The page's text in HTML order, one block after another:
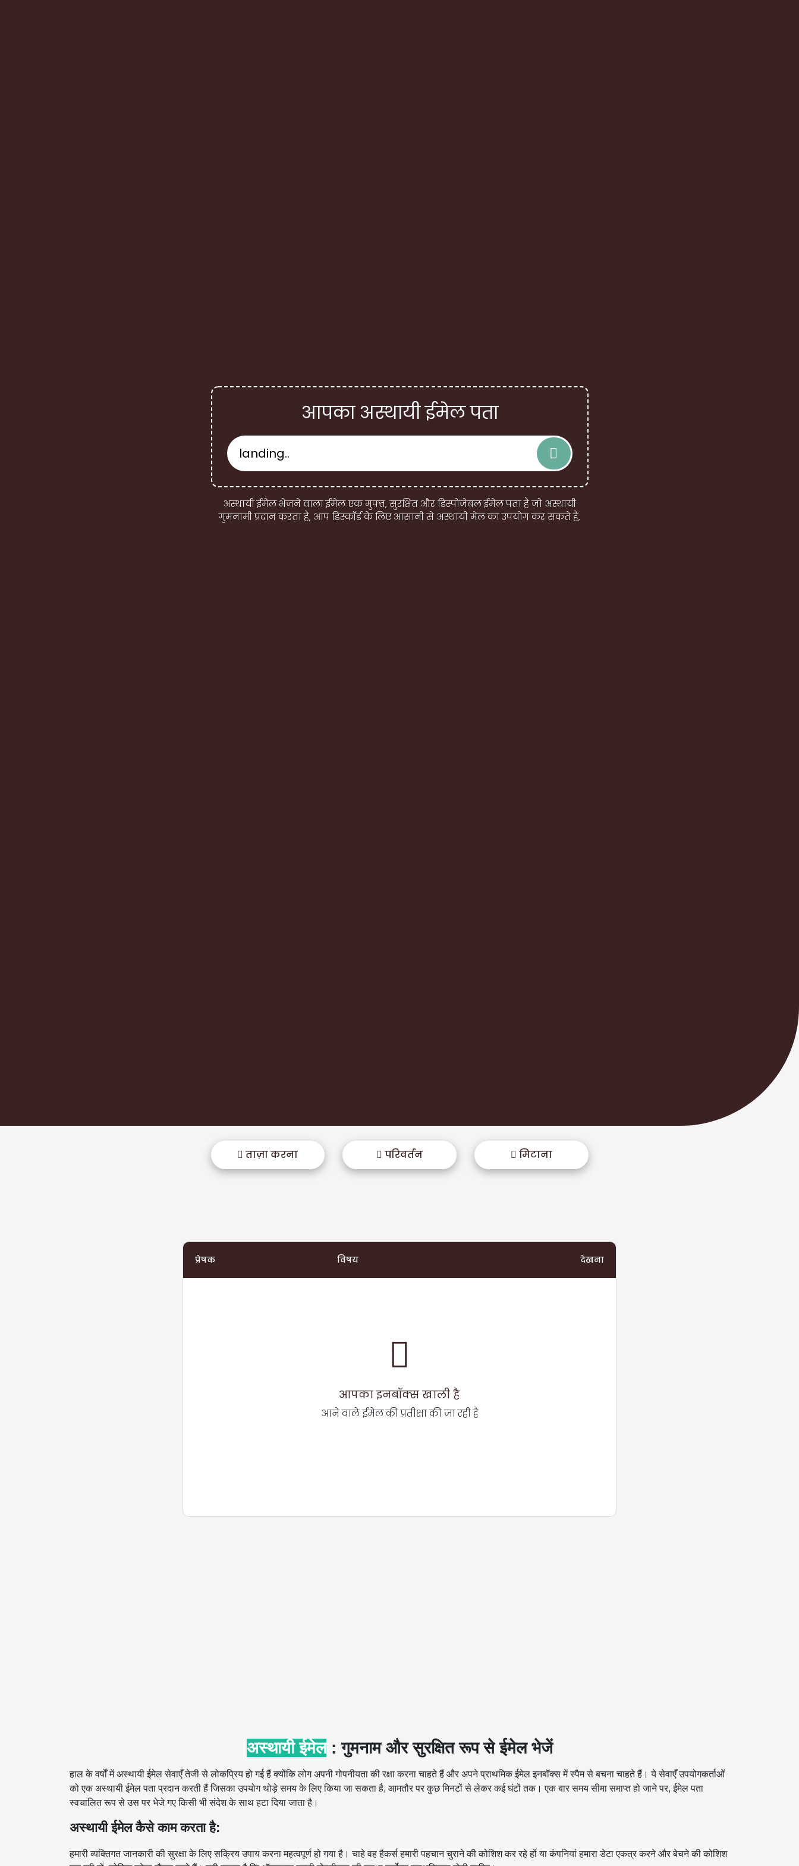
आपका अस्थायी ईमेल पता
अस्थायी ईमेल भेजने वाला ईमेल एक मुफ़्त, सुरक्षित और डिस्पोजेबल ईमेल पता है जो अस्थायी
गुमनामी प्रदान करता है, आप डिस्कॉर्ड के लिए आसानी से अस्थायी मेल का उपयोग कर सकते हैं,
ताज़ा करना परिवर्तन मिटाना
प्रेषक विषय देखना
आपका इनबॉक्स खाली है
आने वाले ईमेल की प्रतीक्षा की जा रही है
अस्थायी ईमेल: गुमनाम और सुरक्षित रूप से ईमेल भेजें
हाल के वर्षों में अस्थायी ईमेल सेवाएँ तेजी से लोकप्रिय हो गई हैं क्योंकि लोग अपनी गोपनीयता की रक्षा करना चाहते हैं और अपने प्राथमिक ईमेल इनबॉक्स में स्पैम से बचना चाहते हैं। ये सेवाएँ उपयोगकर्ताओं
को एक अस्थायी ईमेल पता प्रदान करती हैं जिसका उपयोग थोड़े समय के लिए किया जा सकता है, आमतौर पर कुछ मिनटों से लेकर कई घंटों तक। एक बार समय सीमा समाप्त हो जाने पर, ईमेल पता
स्वचालित रूप से उस पर भेजे गए किसी भी संदेश के साथ हटा दिया जाता है।
अस्थायी ईमेल कैसे काम करता है:
हमारी व्यक्तिगत जानकारी की सुरक्षा के लिए सक्रिय उपाय करना महत्वपूर्ण हो गया है। चाहे वह हैकर्स हमारी पहचान चुराने की कोशिश कर रहे हों या कंपनियां हमारा डेटा एकत्र करने और बेचने की कोशिश